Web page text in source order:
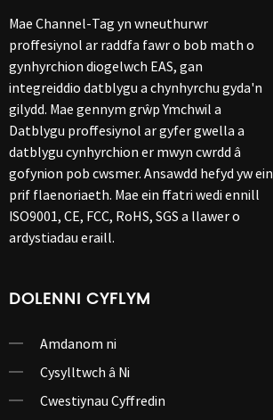
Mae Channel-Tag yn wneuthurwr
proffesiynol ar raddfa fawr o bob math o
gynhyrchion diogelwch EAS, gan
integreiddio datblygu a chynhyrchu gyda'n
gilydd. Mae gennym grŵp Ymchwil a
Datblygu proffesiynol ar gyfer gwella a
datblygu cynhyrchion er mwyn cwrdd â
gofynion pob cwsmer. Ansawdd hefyd yw ein
prif flaenoriaeth. Mae ein ffatri wedi ennill
ISO9001, CE, FCC, RoHS, SGS a llawer o
ardystiadau eraill.
DOLENNI CYFLYM
Amdanom ni
Cysylltwch â Ni
Cwestiynau Cyffredin